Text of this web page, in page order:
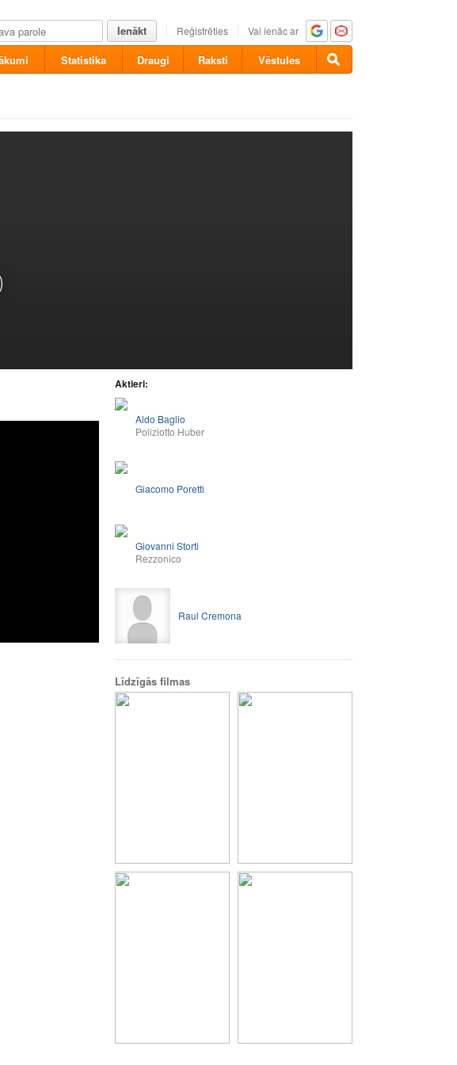
Ienākt Reģistrēties Vai ienāc ar
Statistika Draugi Raksti Vēstules
Aktieri:
Aldo Baglio
Poliziotto Huber
Giacomo Poretti
Giovanni Storti
Rezzonico
Raul Cremona
Līdzīgās filmas